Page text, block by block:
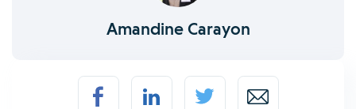
Amandine Carayon